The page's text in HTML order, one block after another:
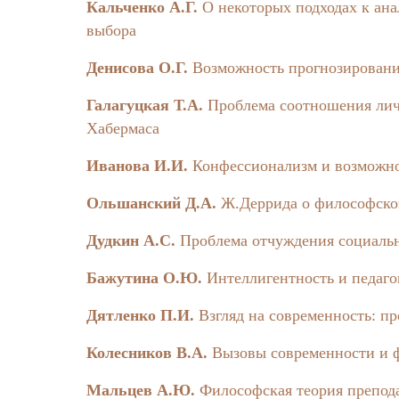
accumulate in yourself the forces of good.
acceptable forms are also dealt with in this
with the vital meaning of life.
E.V. Sorochaikina
The Basic Values of Kyrgyzstans in the
A special attention is drawn to theoretical and
Does Christianity Have a Future?
A prognosis of the future of Christianity is
disunity, monastic crisis, denigration of
increasingly losing ground while the
Кальченко А.Г. О некоторых подходах к
выбора
Денисова О.Г. Возможность
Галагуцкая Т.А. Проблема соотношения
Хабермаса
Иванова И.И. Конфессионализм и
Ольшанский Д.А. Ж.Деррида о
Дудкин А.С. Проблема отчуждения
Бажутина О.Ю. Интеллигентность и
Дятленко П.И. Взгляд на современность:
Колесников В.А. Вызовы современности и
Мальцев А.Ю. Философская теория